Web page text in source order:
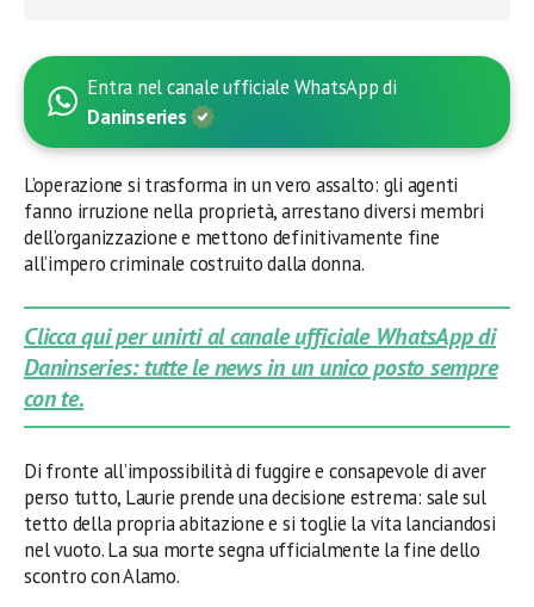
Entra nel canale ufficiale WhatsApp di
Daninseries
L’operazione si trasforma in un vero assalto: gli agenti
fanno irruzione nella proprietà, arrestano diversi membri
dell’organizzazione e mettono definitivamente fine
all’impero criminale costruito dalla donna.
Clicca qui per unirti al canale ufficiale WhatsApp di
Daninseries: tutte le news in un unico posto sempre
con te.
Di fronte all’impossibilità di fuggire e consapevole di aver
perso tutto, Laurie prende una decisione estrema: sale sul
tetto della propria abitazione e si toglie la vita lanciandosi
nel vuoto. La sua morte segna ufficialmente la fine dello
scontro con Alamo.